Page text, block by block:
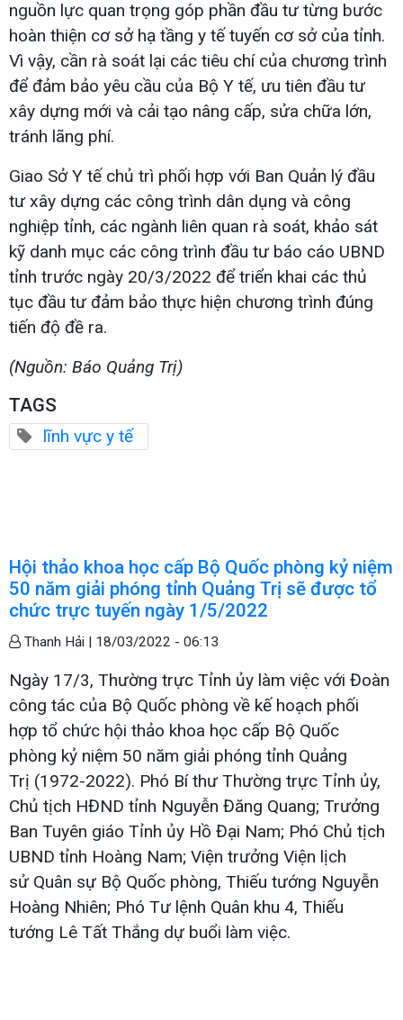
nguồn lực quan trọng góp phần đầu tư từng bước
hoàn thiện cơ sở hạ tầng y tế tuyến cơ sở của tỉnh.
Vì vậy, cần rà soát lại các tiêu chí của chương trình
để đảm bảo yêu cầu của Bộ Y tế, ưu tiên đầu tư
xây dựng mới và cải tạo nâng cấp, sửa chữa lớn,
tránh lãng phí.
Giao Sở Y tế chủ trì phối hợp với Ban Quản lý đầu
tư xây dựng các công trình dân dụng và công
nghiệp tỉnh, các ngành liên quan rà soát, khảo sát
kỹ danh mục các công trình đầu tư báo cáo UBND
tỉnh trước ngày 20/3/2022 để triển khai các thủ
tục đầu tư đảm bảo thực hiện chương trình đúng
tiến độ đề ra.
(Nguồn: Báo Quảng Trị)
TAGS
lĩnh vực y tế
Hội thảo khoa học cấp Bộ Quốc phòng kỷ niệm
50 năm giải phóng tỉnh Quảng Trị sẽ được tổ
chức trực tuyến ngày 1/5/2022
Thanh Hải | 18/03/2022 - 06:13
Ngày 17/3, Thường trực Tỉnh ủy làm việc với Đoàn
công tác của Bộ Quốc phòng về kế hoạch phối
hợp tổ chức hội thảo khoa học cấp Bộ Quốc
phòng kỷ niệm 50 năm giải phóng tỉnh Quảng
Trị (1972-2022). Phó Bí thư Thường trực Tỉnh ủy,
Chủ tịch HĐND tỉnh Nguyễn Đăng Quang; Trưởng
Ban Tuyên giáo Tỉnh ủy Hồ Đại Nam; Phó Chủ tịch
UBND tỉnh Hoàng Nam; Viện trưởng Viện lịch
sử Quân sự Bộ Quốc phòng, Thiếu tướng Nguyễn
Hoàng Nhiên; Phó Tư lệnh Quân khu 4, Thiếu
tướng Lê Tất Thắng dự buổi làm việc.